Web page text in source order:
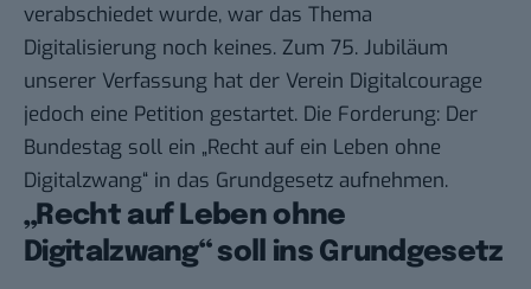
verabschiedet wurde, war das Thema
Digitalisierung noch keines. Zum 75. Jubiläum
unserer Verfassung hat der Verein Digitalcourage
jedoch eine Petition gestartet. Die Forderung: Der
Bundestag soll ein „Recht auf ein Leben ohne
Digitalzwang“ in das Grundgesetz aufnehmen.
„Recht auf Leben ohne
Digitalzwang“ soll ins Grundgesetz